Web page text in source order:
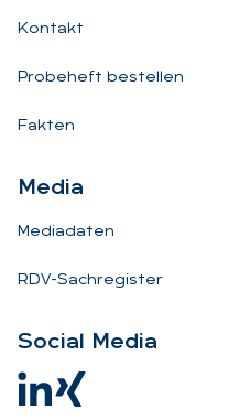
Kontakt
Probeheft bestellen
Fakten
Me­dia
Mediadaten
RDV-Sachregister
So­ci­al Me­dia